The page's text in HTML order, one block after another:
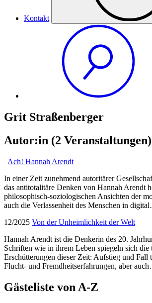
Kontakt
Grit Straßenberger
Autor:in (2 Veranstaltungen)
Ach! Hannah Arendt
In einer Zeit zunehmend autoritärer
das antitotalitäre Denken von Hannah Arendt
philosophisch-soziologischen Ansichten der
auch die Verlassenheit des Menschen in
12/2025 Von der Unheimlichkeit der Welt
Hannah Arendt ist die Denkerin des 20.
Schriften wie in ihrem Leben spiegeln sich die
Erschütterungen dieser Zeit: Aufstieg und Fall
Flucht- und Fremdheitserfahrungen, aber
Gästeliste von A-Z